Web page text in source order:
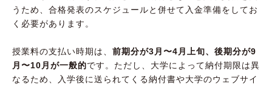
うため、合格発表のスケジュールと併せて入金準備をしてお
く必要があります。
授業料の支払い時期は、 前期分が3月〜4月上旬、後期分が9
月〜10月が一般的です。ただし、大学によって納付期限は異
なるため、入学後に送られてくる納付書や大学のウェブサイ